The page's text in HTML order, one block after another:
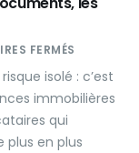
FERMÉS
isolé : c’est
immobilières
qui
plus en plus